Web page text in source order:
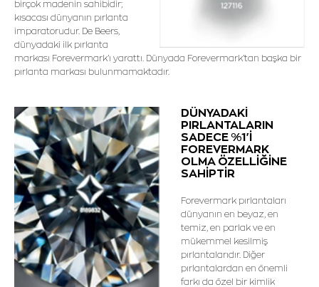
birçok madenin sahibidir;
kısacası dünyanın pırlanta
imparatorudur. De Beers,
dünyadaki ilk pırlanta
markası Forevermark'ı yarattı. Dünyada Forevermark'tan başka bir
pırlanta markası bulunmamaktadır.
DÜNYADAKİ
PIRLANTALARIN
SADECE %1'İ
FOREVERMARK
OLMA ÖZELLİĞİNE
SAHİPTİR
Forevermark pırlantaları
dünyanın en beyaz, en
temiz, en parlak ve en
mükemmel kesilmiş
pırlantalarıdır. Diğer
pırlantalardan en önemli
farkı da özel bir kimlik